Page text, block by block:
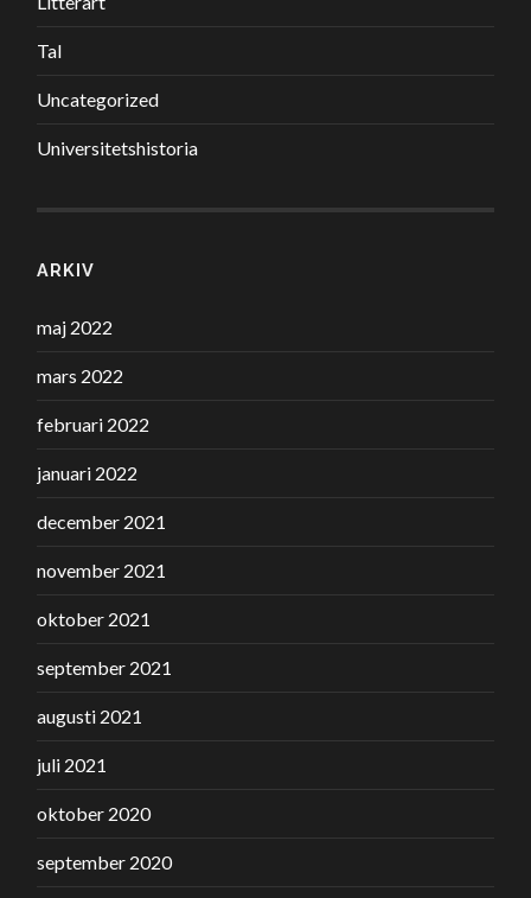
Tal
Uncategorized
Universitetshistoria
ARKIV
maj 2022
mars 2022
februari 2022
januari 2022
december 2021
november 2021
oktober 2021
september 2021
augusti 2021
juli 2021
oktober 2020
september 2020